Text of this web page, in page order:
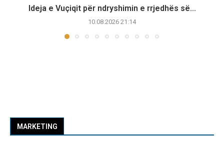
Ideja e Vuçiqit për ndryshimin e rrjedhës së...
10.08.2026 21:14
MARKETING